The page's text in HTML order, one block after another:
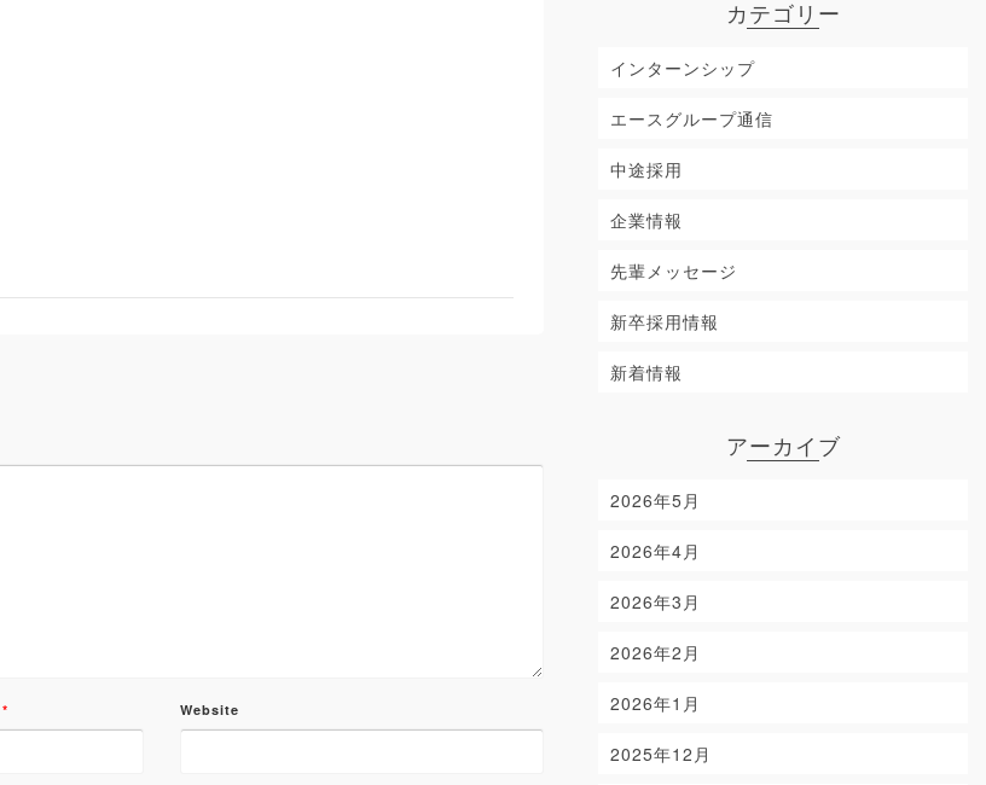
* Website
カテゴリー
インターンシップ
エースグループ通信
中途採用
企業情報
先輩メッセージ
新卒採用情報
新着情報
アーカイブ
2026年5月
2026年4月
2026年3月
2026年2月
2026年1月
2025年12月